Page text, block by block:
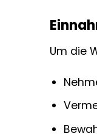
Um die